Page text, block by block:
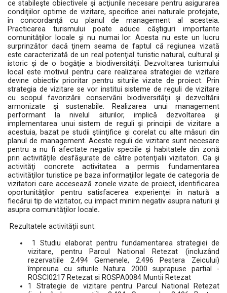
ce stabileşte obiectivele şi acţiunile necesare pentru asigurarea
condiţiilor optime de vizitare, specifice ariei naturale protejate,
în concordanţă cu planul de management al acesteia.
Practicarea turismului poate aduce câştiguri importante
comunităţilor locale şi nu numai lor. Acesta nu este un lucru
surprinzător dacă ţinem seama de faptul că regiunea vizată
este caracterizată de un real potenţial turistic natural, cultural şi
istoric şi de o bogăţie a biodiversităţii. Dezvoltarea turismului
local este motivul pentru care realizarea strategiei de vizitare
devine obiectiv prioritar pentru siturile vizate de proiect. Prin
strategia de vizitare se vor institui sisteme de reguli de vizitare
cu scopul favorizării conservării biodiversităţii şi dezvoltării
armonizate şi sustenabile. Realizarea unui management
performant la nivelul siturilor, implică dezvoltarea şi
implementarea unui sistem de reguli şi principii de vizitare a
acestuia, bazat pe studii ştiinţifice şi corelat cu alte măsuri din
planul de management. Aceste reguli de vizitare sunt necesare
pentru a nu fi afectate negativ speciile şi habitatele din zonă
prin activităţile desfăşurate de către potenţialii vizitatori. Ca şi
activităţi concrete activitatea a permis fundamentarea
activităţilor turistice pe baza informaţiilor legate de categoria de
vizitatori care accesează zonele vizate de proiect, identificarea
oportunităţilor pentru satisfacerea experienţei în natură a
fiecărui tip de vizitator, cu impact minim negativ asupra naturii şi
asupra comunităţilor locale.
Rezultatele activității sunt:
1 Studiu elaborat pentru fundamentarea strategiei de
vizitare, pentru Parcul National Retezat (incluzând
rezervatiile 2.494 Gemenele, 2.496 Pestera Zeicului)
împreuna cu siturile Natura 2000 suprapuse partial -
ROSCI0217 Retezat si ROSPA0084 Muntii Retezat
1 Strategie de vizitare pentru Parcul National Retezat